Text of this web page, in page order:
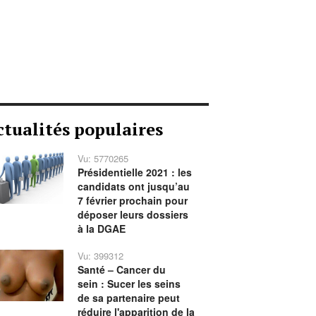
populaires
Vu: 5770265
Présidentielle 2021 : les
candidats ont jusqu’au
7 février prochain pour
déposer leurs dossiers
à la DGAE
Vu: 399312
Santé – Cancer du
sein : Sucer les seins
de sa partenaire peut
réduire l'apparition de la